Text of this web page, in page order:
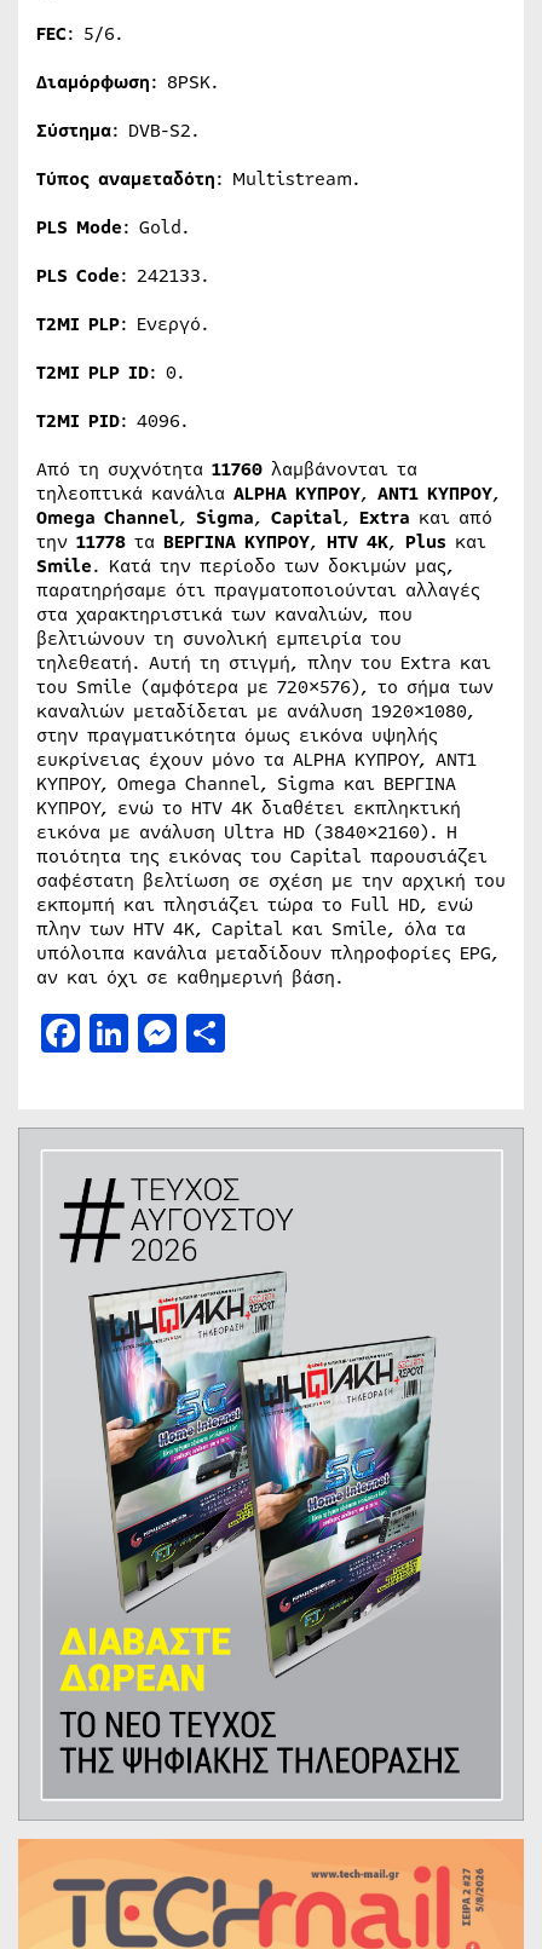
FEC: 5/6.
Διαμόρφωση: 8PSK.
Σύστημα: DVB-S2.
Τύπος αναμεταδότη: Multistream.
PLS Mode: Gold.
PLS Code: 242133.
T2MI PLP: Ενεργό.
T2MI PLP ID: 0.
T2MI PID: 4096.
Από τη συχνότητα 11760 λαμβάνονται τα
τηλεοπτικά κανάλια ALPHA ΚΥΠΡΟΥ, ANT1 ΚΥΠΡΟΥ,
Omega Channel, Sigma, Capital, Extra και από
την 11778 τα ΒΕΡΓΙΝΑ ΚΥΠΡΟΥ, HTV 4K, Plus και
Smile. Κατά την περίοδο των δοκιμών μας,
παρατηρήσαμε ότι πραγματοποιούνται αλλαγές
στα χαρακτηριστικά των καναλιών, που
βελτιώνουν τη συνολική εμπειρία του
τηλεθεατή. Αυτή τη στιγμή, πλην του Extra και
του Smile (αμφότερα με 720×576), το σήμα των
καναλιών μεταδίδεται με ανάλυση 1920×1080,
στην πραγματικότητα όμως εικόνα υψηλής
ευκρίνειας έχουν μόνο τα ALPHA ΚΥΠΡΟΥ, ANT1
ΚΥΠΡΟΥ, Omega Channel, Sigma και ΒΕΡΓΙΝΑ
ΚΥΠΡΟΥ, ενώ το HTV 4K διαθέτει εκπληκτική
εικόνα με ανάλυση Ultra HD (3840×2160). Η
ποιότητα της εικόνας του Capital παρουσιάζει
σαφέστατη βελτίωση σε σχέση με την αρχική του
εκπομπή και πλησιάζει τώρα το Full HD, ενώ
πλην των HTV 4K, Capital και Smile, όλα τα
υπόλοιπα κανάλια μεταδίδουν πληροφορίες EPG,
αν και όχι σε καθημερινή βάση.
Facebook
LinkedIn
Messenger